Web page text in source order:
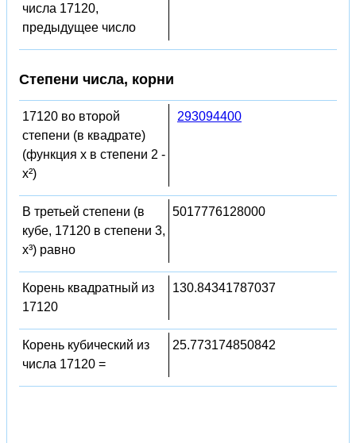
числа 17120,
предыдущее число
Степени числа, корни
17120 во второй
степени (в квадрате)
(функция x в степени 2 -
x²)
293094400
В третьей степени (в
кубе, 17120 в степени 3,
x³) равно
5017776128000
Корень квадратный из
17120
130.84341787037
Корень кубический из
числа 17120 =
25.773174850842